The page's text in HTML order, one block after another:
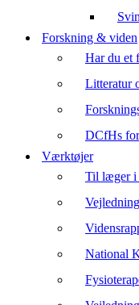
Forskning & viden
Har du et
Litteratur
DCfHs
Værktøjer
Til læger i
National